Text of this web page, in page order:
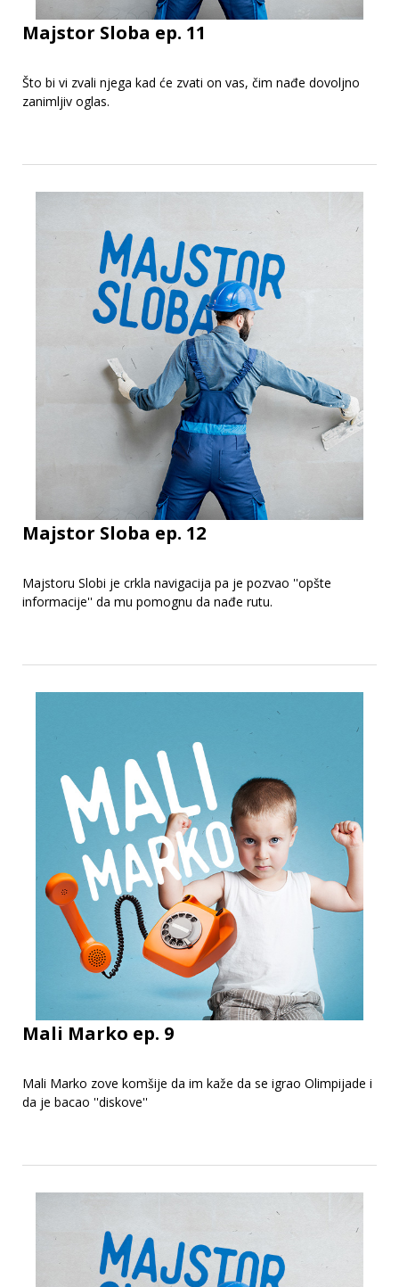
Majstor Sloba ep. 11
Što bi vi zvali njega kad će zvati on vas, čim nađe dovoljno
zanimljiv oglas.
Majstor Sloba ep. 12
Majstoru Slobi je crkla navigacija pa je pozvao ''opšte
informacije'' da mu pomognu da nađe rutu.
Mali Marko ep. 9
Mali Marko zove komšije da im kaže da se igrao Olimpijade i
da je bacao ''diskove''